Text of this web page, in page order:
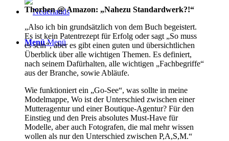
Menü Menü
Thorben @ Amazon: „Nahezu Standardwerk?!“
„Also ich bin grundsätzlich von dem Buch begeistert.
Es ist kein Patentrezept für Erfolg oder sagt „So muss
es sein“, aber es gibt einen guten und übersichtlichen
Überblick über alle wichtigen Themen. Es definiert,
nach seinem Dafürhalten, alle wichtigen „Fachbegriffe“
aus der Branche, sowie Abläufe.
Wie funktioniert ein „Go-See“, was sollte in meine
Modelmappe, Wo ist der Unterschied zwischen einer
Mutteragentur und einer Boutique-Agentur? Für den
Einstieg und den Preis absolutes Must-Have für
Modelle, aber auch Fotografen, die mal mehr wissen
wollen als nur den Unterschied zwischen P,A,S,M.“